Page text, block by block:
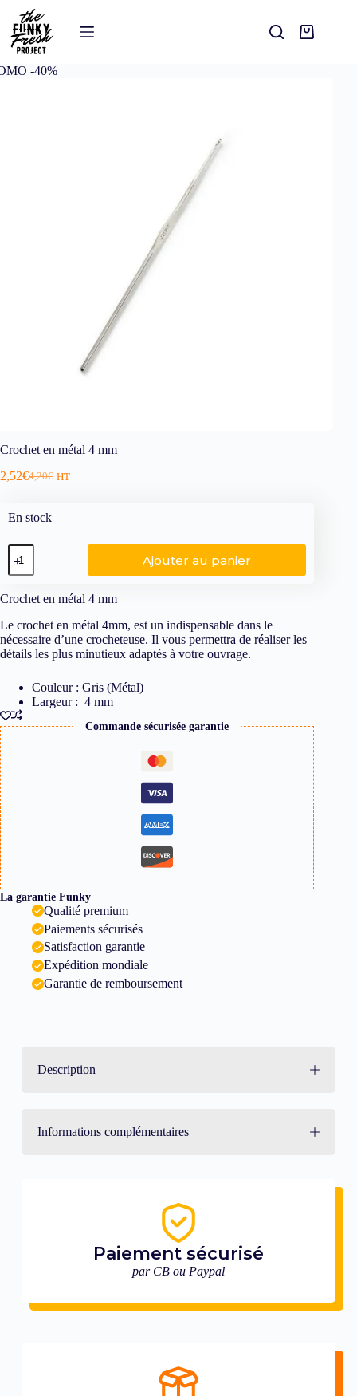
-40%
Crochet en métal 4 mm
4,20€
2,52€ HT
En stock
Ajouter au panier
Crochet en métal 4 mm
Le crochet en métal 4mm, est un indispensable dans le
nécessaire d’une crocheteuse. Il vous permettra de réaliser les
détails les plus minutieux adaptés à votre ouvrage.
Couleur : Gris (Métal)
Largeur : 4 mm
Commande sécurisée garantie
La garantie Funky
Qualité premium
Paiements sécurisés
Satisfaction garantie
Expédition mondiale
Garantie de remboursement
Description
Informations complémentaires
Paiement sécurisé
par CB ou Paypal